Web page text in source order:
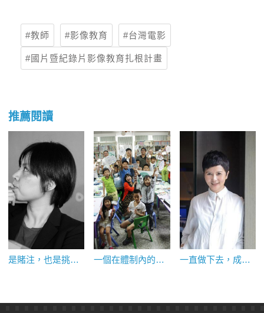
教師 影像教育 台灣電影
國片暨紀錄片影像教育扎根計畫
推薦閱讀
是賭注，也是挑戰：專訪台北電影節策展人郭敏容 一個在體制內的嘗試：讓我們一起認識電影吧 一直做下去，成果就是你的：專訪李烈